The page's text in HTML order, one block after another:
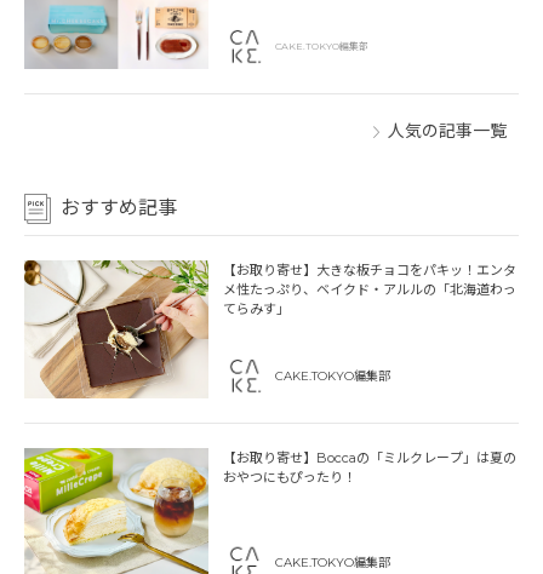
CAKE.TOKYO編集部
人気の記事一覧
おすすめ記事
【お取り寄せ】大きな板チョコをパキッ！エンタ
メ性たっぷり、ベイクド・アルルの「北海道わっ
てらみす」
CAKE.TOKYO編集部
【お取り寄せ】Boccaの「ミルクレープ」は夏の
おやつにもぴったり！
CAKE.TOKYO編集部